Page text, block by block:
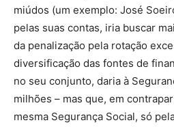
miúdos (um exemplo: José
pelas suas contas, iria buscar
da penalização pela rotação
diversificação das fontes de
no seu conjunto, daria à
milhões – mas que, em
mesma Segurança Social, só